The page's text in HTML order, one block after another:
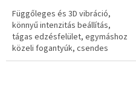
Függőleges és 3D vibráció,
könnyű intenzitás beállítás,
tágas edzésfelület, egymáshoz
közeli fogantyúk, csendes
működés.